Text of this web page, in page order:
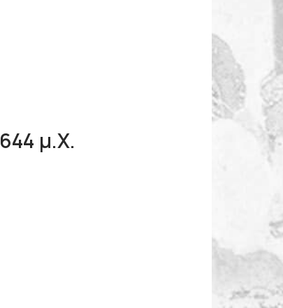
μ.Χ.